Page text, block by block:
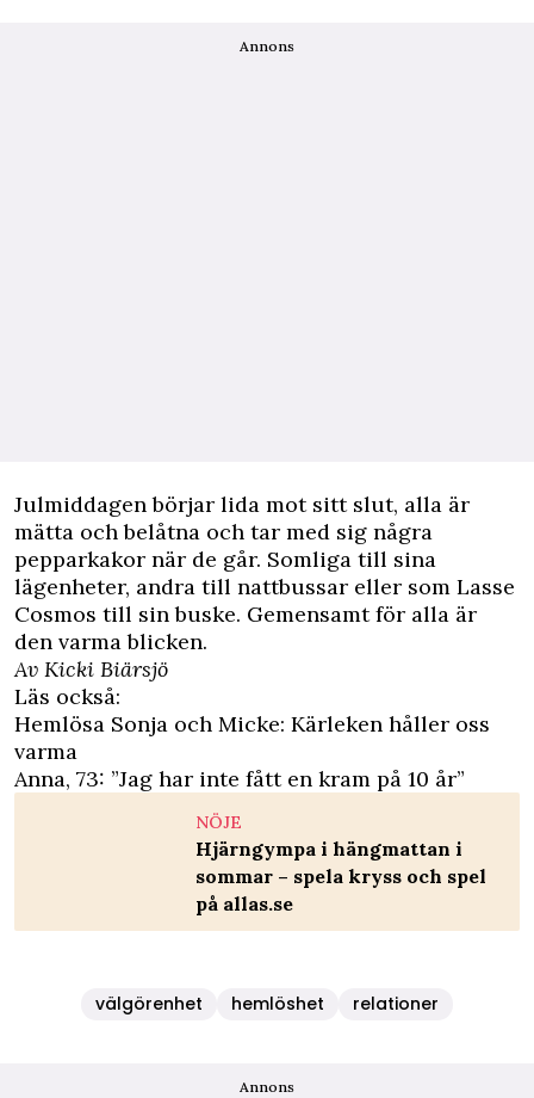
Annons
Julmiddagen börjar lida mot sitt slut, alla är
mätta och belåtna och tar med sig några
pepparkakor när de går. Somliga till sina
lägenheter, andra till nattbussar eller som Lasse
Cosmos till sin buske. Gemensamt för alla är
den varma blicken.
Av Kicki Biärsjö
Läs också:
Hemlösa Sonja och Micke: Kärleken håller oss
varma
Anna, 73: ”Jag har inte fått en kram på 10 år”
NÖJE
Hjärngympa i hängmattan i
sommar – spela kryss och spel
på allas.se
välgörenhet hemlöshet relationer
Annons